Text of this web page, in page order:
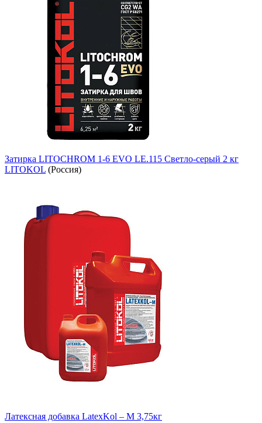
Затирка LITOCHROM 1-6 EVO LE.115 Светло-серый 2 кг
LITOKOL (Россия)
Латексная добавка LatexKol – М 3,75кг